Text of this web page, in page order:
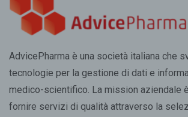
AdvicePharma è una società italiana che
tecnologie per la gestione di dati e
medico-scientifico. La mission aziendale
fornire servizi di qualità attraverso la